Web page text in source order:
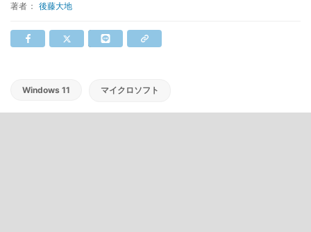
著者： 後藤大地
Windows 11 マイクロソフト